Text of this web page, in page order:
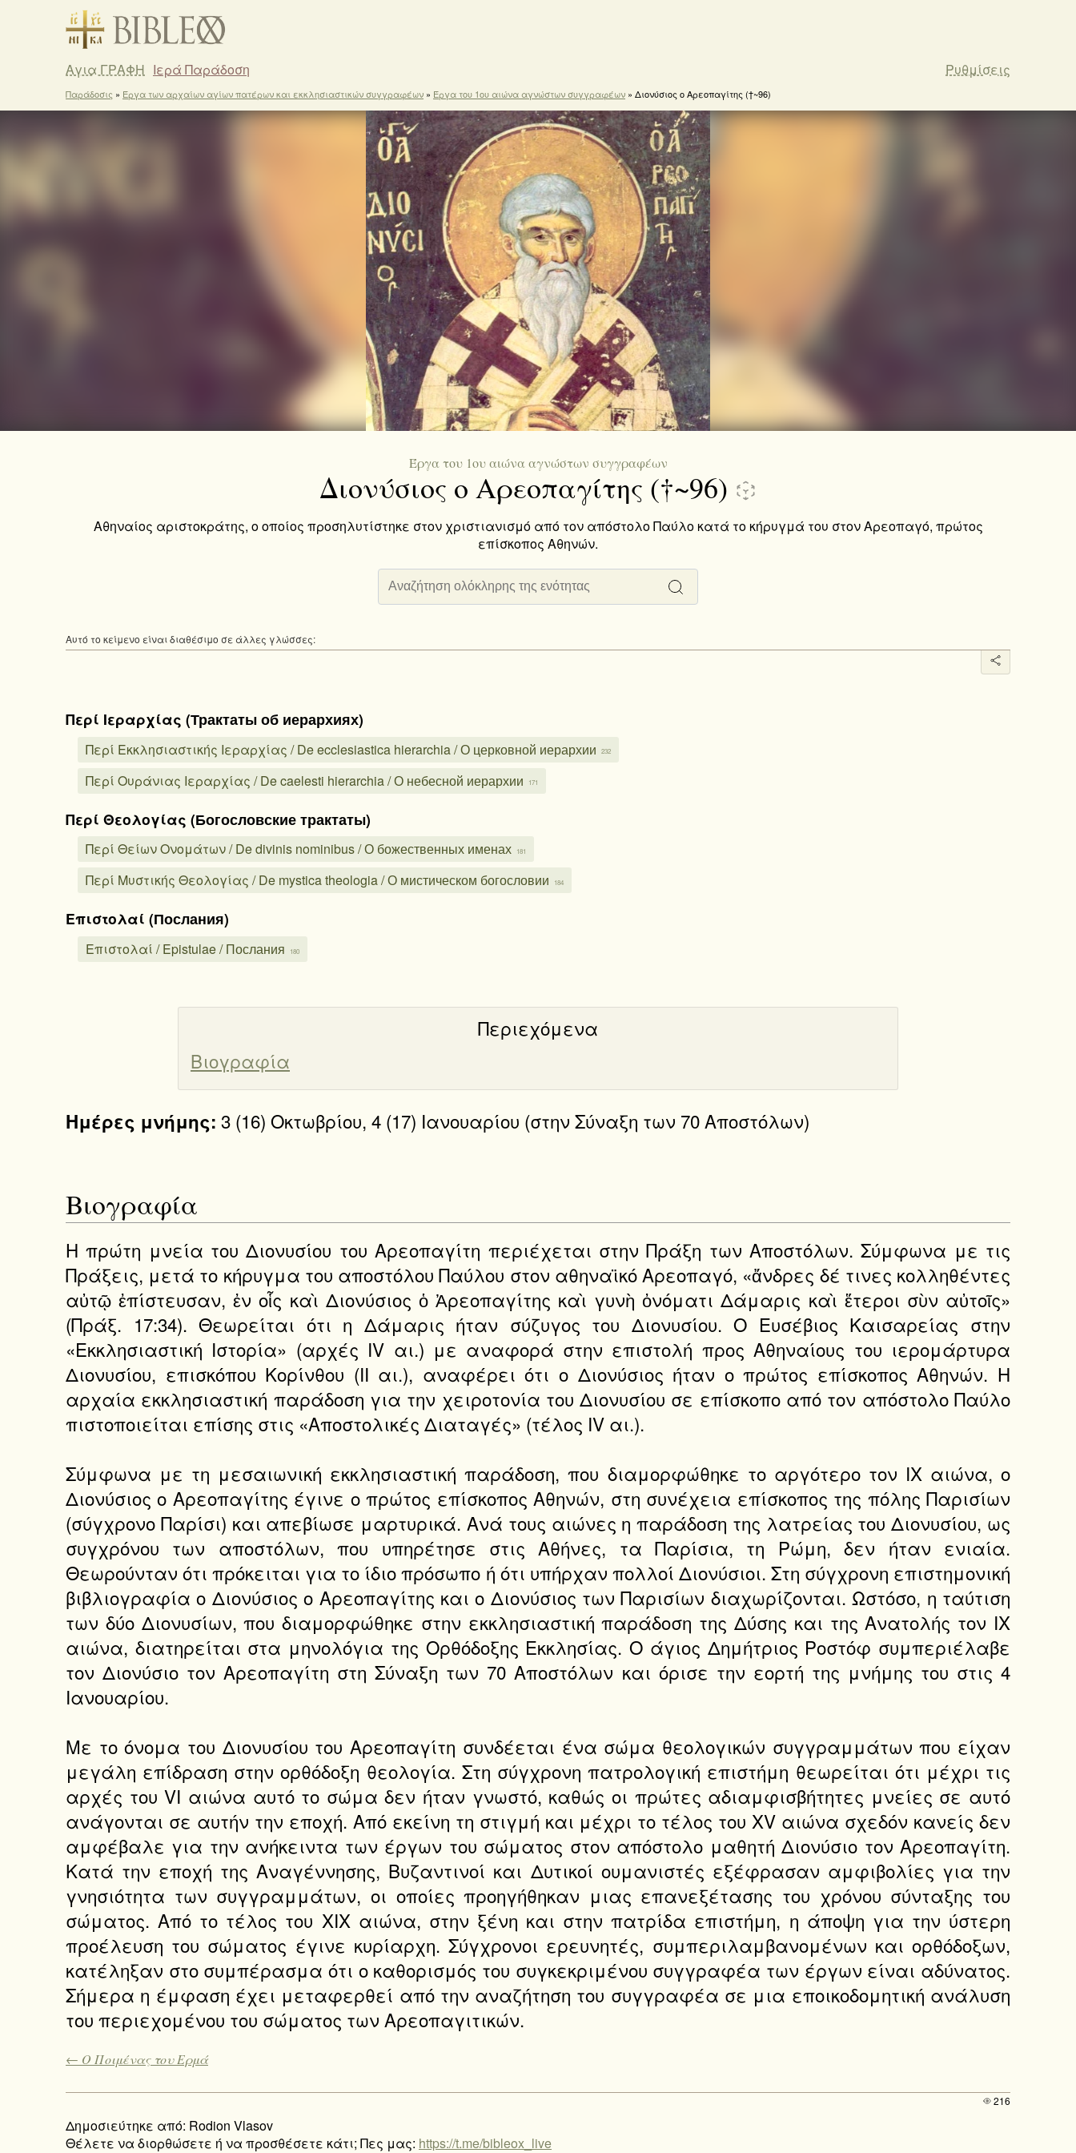
Αγια ΓΡΑΦΗ Ιερά Παράδοση Ρυθμίσεις
Παράδοσις » Έργα των αρχαίων αγίων πατέρων και εκκλησιαστικών συγγραφέων » Έργα του 1ου αιώνα αγνώστων συγγραφέων » Διονύσιος ο Αρεοπαγίτης (†~96)
Έργα του 1ου αιώνα αγνώστων συγγραφέων
Διονύσιος ο Αρεοπαγίτης (†~96)
Αθηναίος αριστοκράτης, ο οποίος προσηλυτίστηκε στον χριστιανισμό από τον απόστολο Παύλο κατά το κήρυγμά του στον Αρεοπαγό, πρώτος
επίσκοπος Αθηνών.
Αυτό το κείμενο είναι διαθέσιμο σε άλλες γλώσσες:
Περί Ιεραρχίας (Трактаты об иерархиях)
Περί Εκκλησιαστικής Ιεραρχίας / De ecclesiastica hierarchia / О церковной иерархии 232
Περί Ουράνιας Ιεραρχίας / De caelesti hierarchia / О небесной иерархии 171
Περί Θεολογίας (Богословские трактаты)
Περί Θείων Ονομάτων / De divinis nominibus / О божественных именах 181
Περί Μυστικής Θεολογίας / De mystica theologia / О мистическом богословии 184
Επιστολαί (Послания)
Επιστολαί / Epistulae / Послания 180
Περιεχόμενα
Βιογραφία
Ημέρες μνήμης: 3 (16) Οκτωβρίου, 4 (17) Ιανουαρίου (στην Σύναξη των 70 Αποστόλων)
Βιογραφία
Η πρώτη μνεία του Διονυσίου του Αρεοπαγίτη περιέχεται στην Πράξη των Αποστόλων. Σύμφωνα με τις
Πράξεις, μετά το κήρυγμα του αποστόλου Παύλου στον αθηναϊκό Αρεοπαγό, «ἄνδρες δέ τινες κολληθέντες
αὐτῷ ἐπίστευσαν, ἐν οἷς καὶ Διονύσιος ὁ Ἀρεοπαγίτης καὶ γυνὴ ὀνόματι Δάμαρις καὶ ἕτεροι σὺν αὐτοῖς»
(Πράξ. 17:34). Θεωρείται ότι η Δάμαρις ήταν σύζυγος του Διονυσίου. Ο Ευσέβιος Καισαρείας στην
«Εκκλησιαστική Ιστορία» (αρχές IV αι.) με αναφορά στην επιστολή προς Αθηναίους του ιερομάρτυρα
Διονυσίου, επισκόπου Κορίνθου (II αι.), αναφέρει ότι ο Διονύσιος ήταν ο πρώτος επίσκοπος Αθηνών. Η
αρχαία εκκλησιαστική παράδοση για την χειροτονία του Διονυσίου σε επίσκοπο από τον απόστολο Παύλο
πιστοποιείται επίσης στις «Αποστολικές Διαταγές» (τέλος IV αι.).
Σύμφωνα με τη μεσαιωνική εκκλησιαστική παράδοση, που διαμορφώθηκε το αργότερο τον IX αιώνα, ο
Διονύσιος ο Αρεοπαγίτης έγινε ο πρώτος επίσκοπος Αθηνών, στη συνέχεια επίσκοπος της πόλης Παρισίων
(σύγχρονο Παρίσι) και απεβίωσε μαρτυρικά. Ανά τους αιώνες η παράδοση της λατρείας του Διονυσίου, ως
συγχρόνου των αποστόλων, που υπηρέτησε στις Αθήνες, τα Παρίσια, τη Ρώμη, δεν ήταν ενιαία.
Θεωρούνταν ότι πρόκειται για το ίδιο πρόσωπο ή ότι υπήρχαν πολλοί Διονύσιοι. Στη σύγχρονη επιστημονική
βιβλιογραφία ο Διονύσιος ο Αρεοπαγίτης και ο Διονύσιος των Παρισίων διαχωρίζονται. Ωστόσο, η ταύτιση
των δύο Διονυσίων, που διαμορφώθηκε στην εκκλησιαστική παράδοση της Δύσης και της Ανατολής τον IX
αιώνα, διατηρείται στα μηνολόγια της Ορθόδοξης Εκκλησίας. Ο άγιος Δημήτριος Ροστόφ συμπεριέλαβε
τον Διονύσιο τον Αρεοπαγίτη στη Σύναξη των 70 Αποστόλων και όρισε την εορτή της μνήμης του στις 4
Ιανουαρίου.
Με το όνομα του Διονυσίου του Αρεοπαγίτη συνδέεται ένα σώμα θεολογικών συγγραμμάτων που είχαν
μεγάλη επίδραση στην ορθόδοξη θεολογία. Στη σύγχρονη πατρολογική επιστήμη θεωρείται ότι μέχρι τις
αρχές του VI αιώνα αυτό το σώμα δεν ήταν γνωστό, καθώς οι πρώτες αδιαμφισβήτητες μνείες σε αυτό
ανάγονται σε αυτήν την εποχή. Από εκείνη τη στιγμή και μέχρι το τέλος του XV αιώνα σχεδόν κανείς δεν
αμφέβαλε για την ανήκειντα των έργων του σώματος στον απόστολο μαθητή Διονύσιο τον Αρεοπαγίτη.
Κατά την εποχή της Αναγέννησης, Βυζαντινοί και Δυτικοί ουμανιστές εξέφρασαν αμφιβολίες για την
γνησιότητα των συγγραμμάτων, οι οποίες προηγήθηκαν μιας επανεξέτασης του χρόνου σύνταξης του
σώματος. Από το τέλος του XIX αιώνα, στην ξένη και στην πατρίδα επιστήμη, η άποψη για την ύστερη
προέλευση του σώματος έγινε κυρίαρχη. Σύγχρονοι ερευνητές, συμπεριλαμβανομένων και ορθόδοξων,
κατέληξαν στο συμπέρασμα ότι ο καθορισμός του συγκεκριμένου συγγραφέα των έργων είναι αδύνατος.
Σήμερα η έμφαση έχει μεταφερθεί από την αναζήτηση του συγγραφέα σε μια εποικοδομητική ανάλυση
του περιεχομένου του σώματος των Αρεοπαγιτικών.
← Ο Ποιμένας του Ερμά
216
Δημοσιεύτηκε από: Rodion Vlasov
Θέλετε να διορθώσετε ή να προσθέσετε κάτι; Πες μας: https://t.me/bibleox_live